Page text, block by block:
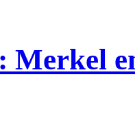
Merkel